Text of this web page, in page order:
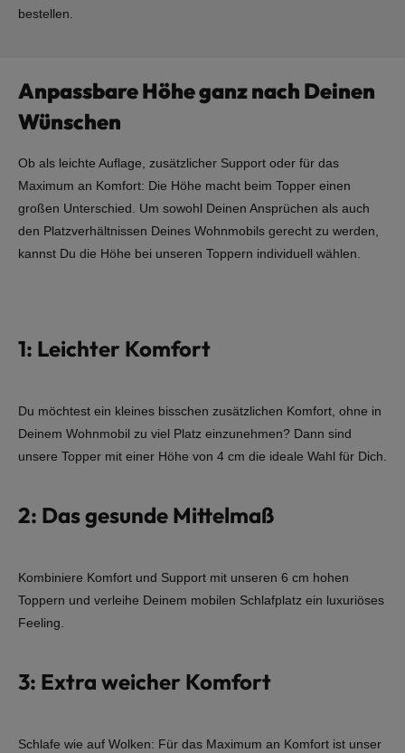
bestellen.
Anpassbare Höhe ganz nach Deinen
Wünschen
Ob als leichte Auflage, zusätzlicher Support oder für das
Maximum an Komfort: Die Höhe macht beim Topper einen
großen Unterschied. Um sowohl Deinen Ansprüchen als auch
den Platzverhältnissen Deines Wohnmobils gerecht zu werden,
kannst Du die Höhe bei unseren Toppern individuell wählen.
1: Leichter Komfort
Du möchtest ein kleines bisschen zusätzlichen Komfort, ohne in
Deinem Wohnmobil zu viel Platz einzunehmen? Dann sind
unsere Topper mit einer Höhe von 4 cm die ideale Wahl für Dich.
2: Das gesunde Mittelmaß
Kombiniere Komfort und Support mit unseren 6 cm hohen
Toppern und verleihe Deinem mobilen Schlafplatz ein luxuriöses
Feeling.
3: Extra weicher Komfort
Schlafe wie auf Wolken: Für das Maximum an Komfort ist unser